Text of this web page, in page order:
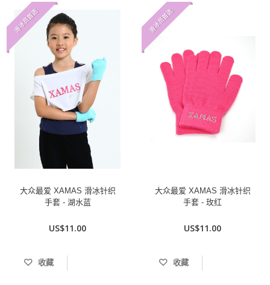
大众最爱 XAMAS 滑冰针织
手套 - 湖水蓝
滑冰员首选
US$11.00
收藏
大众最爱 XAMAS 滑冰针织
手套 - 玫红
滑冰员首选
US$11.00
收藏